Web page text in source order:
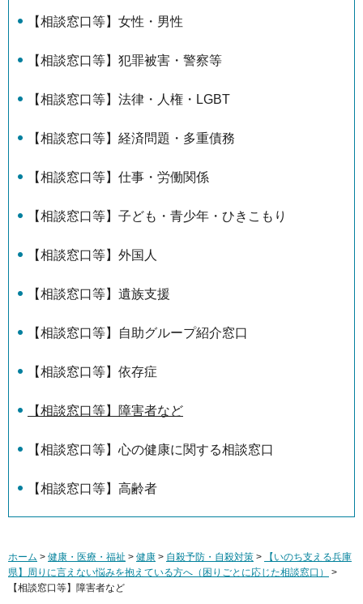
【相談窓口等】女性・男性
【相談窓口等】犯罪被害・警察等
【相談窓口等】法律・人権・LGBT
【相談窓口等】経済問題・多重債務
【相談窓口等】仕事・労働関係
【相談窓口等】子ども・青少年・ひきこもり
【相談窓口等】外国人
【相談窓口等】遺族支援
【相談窓口等】自助グループ紹介窓口
【相談窓口等】依存症
【相談窓口等】障害者など
【相談窓口等】心の健康に関する相談窓口
【相談窓口等】高齢者
ホーム > 健康・医療・福祉 > 健康 > 自殺予防・自殺対策 >
【いのち支える兵庫
県】周りに言えない悩みを抱えている方へ（困りごとに応じた相談窓口）
>
【相談窓口等】障害者など